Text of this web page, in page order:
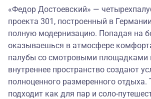
«Федор Достоевский» —
проекта 301, построенный в
полную модернизацию. Попадая на
оказываешься в атмосфере
палубы со смотровыми площадками
внутреннее пространство создают
полноценного размеренного отдыха.
подходит как для пар и соло-